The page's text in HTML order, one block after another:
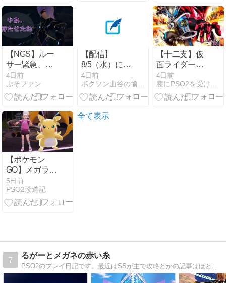
【NGS】ルー
サー緊急、新
武器、東方コ
ラボ、EXレベ
ル40… 8/5は
盛り沢山！？
貴様ら何から
始める？( •᷄ὤ•᷅
4日前
ぷそファン
【配信】
8/5（水）に
Twitchにて初
配信します
4日前
【十二支】仮
面ライダーマ
イス製作発表
PVの話
4日前
【ポケモン
GO】メガライ
チュウはどっ
ちを育成すべ
きか
5日前
PSO2珍道記
全て表示
7
るがーとメガネの赤い糸